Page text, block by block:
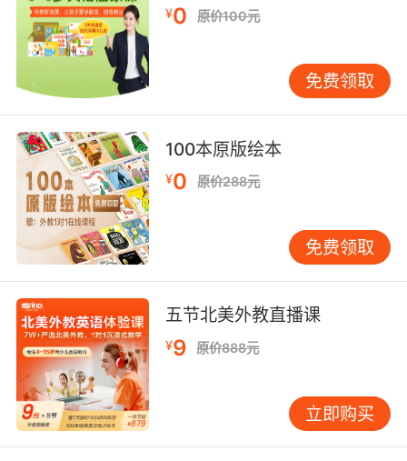
孩子只要说出最后一个词就算参与成功。参与感
会把孩子从“被动听”拉到“主动等”。 第三遍：选
一页做指读。 家长用手指跟着文字走，孩子跟着
看，不要求认字，但让他知道“声音和文字是对应
的”。不少孩子的文字敏感度，就是在这种指读里
慢慢长出来的。 同一本书用这三步循环三天到一
周很正常。重复不是浪费时间，恰恰是语言输入
最有效的方式。孩子能背下来也没关系，背下来
说明他抓住了语言块，下一次遇到类似表达会更
快理解。 用“可见的进步”替代“抽象的目标” 家长
常给孩子定太抽象的目标：一个月读完几本、背
多少单词。孩子感受不到“我变强了”，坚持自然
会松动。更可行的是让进步可见、可触摸。 可以
做一个“阅读小轨道”：一周七格，每天读完在当
天画一个小图标（太阳、星星、恐龙都行）。周
末不一定要物质奖励，也可以换成“周日由你选一
本书当主角”“你来当老师读给爸爸听”。孩子最需
要的是被看见，而不是被考核。 如果孩子到了6-
10岁，开始能独立读一点，可以加一个“微任
¥0 原价100元
免费领取
100本原版绘本
¥0 原价288元
免费领取
五节北美外教直播课
¥9 原价888元
立即购买